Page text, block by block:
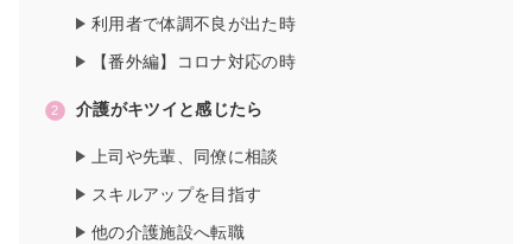
利用者で体調不良が出た時
【番外編】コロナ対応の時
介護がキツイと感じたら
上司や先輩、同僚に相談
スキルアップを目指す
他の介護施設へ転職